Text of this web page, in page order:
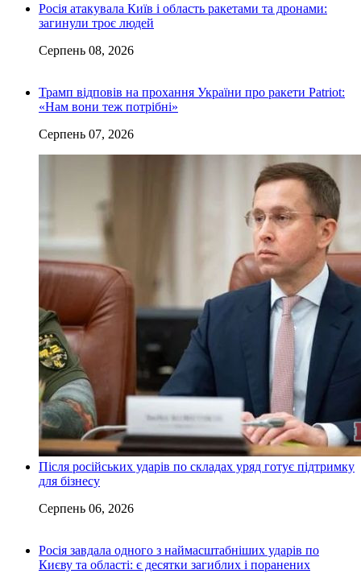
Росія атакувала Київ і область ракетами та дронами:
загинули троє людей
Серпень 08, 2026
Трамп відповів на прохання України про ракети Patriot:
«Нам вони теж потрібні»
Серпень 07, 2026
Після російських ударів по складах уряд готує підтримку
для бізнесу
Серпень 06, 2026
Росія завдала одного з наймасштабніших ударів по
Києву та області: є десятки загиблих і поранених